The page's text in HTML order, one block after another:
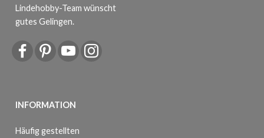
Lindehobby-Team wünscht
gutes Gelingen.
INFORMATION
Häufig gestellten